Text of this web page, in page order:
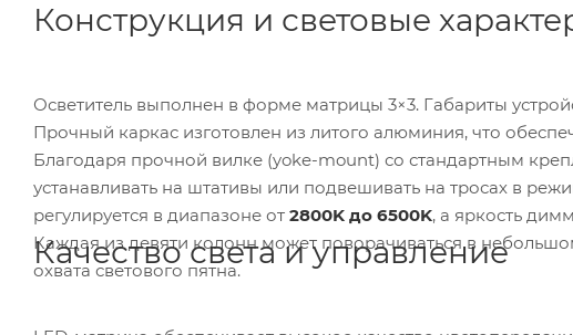
Конструкция и световые
Осветитель выполнен в форме матрицы 3×3. Габариты
Прочный каркас изготовлен из литого алюминия, что
Благодаря прочной вилке (yoke-mount) со стандартным
устанавливать на штативы или подвешивать на тросах в
регулируется в диапазоне от 2800K до 6500K, а яркость
Каждая из девяти колонн может поворачиваться в
охвата светового пятна.
Качество света и управление